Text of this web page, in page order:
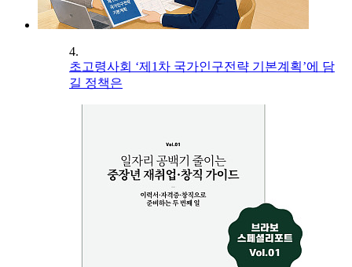
4.
초고령사회 ‘제1차 국가인구전략 기본계획’에 담
길 정책은